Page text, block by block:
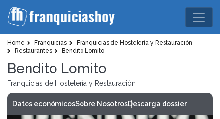
Home Franquicias
Franquicias de Hostelería y Restauración
Restaurantes
Bendito Lomito
Bendito Lomito
Franquicias de Hostelería y Restauración
Datos económicosSobre NosotrosDescarga dossier